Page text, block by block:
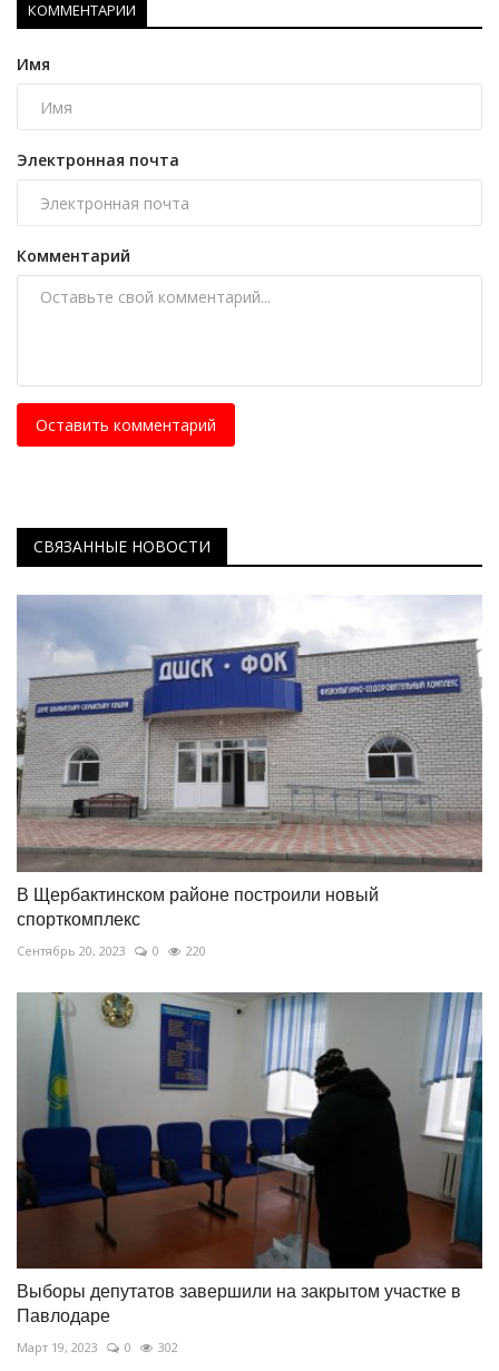
КОММЕНТАРИИ
Имя
Электронная почта
Комментарий
Оставить комментарий
СВЯЗАННЫЕ НОВОСТИ
В Щербактинском районе построили новый
спорткомплекс
Сентябрь 20, 2023 0 220
Выборы депутатов завершили на закрытом участке в
Павлодаре
Март 19, 2023 0 302